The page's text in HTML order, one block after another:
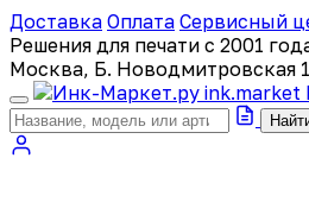
Доставка Оплата Сервисный
Решения для печати с 2001
Москва, Б. Новодмитровская
ink.market